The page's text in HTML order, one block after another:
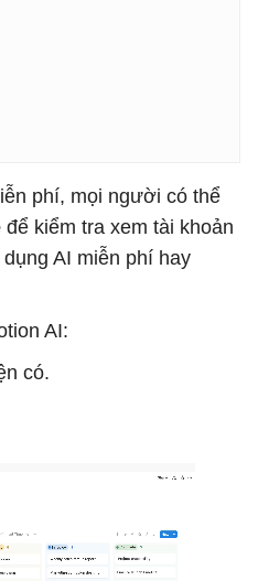
phí, mọi người có thể
để kiểm tra xem tài khoản
AI miễn phí hay
AI:
có.